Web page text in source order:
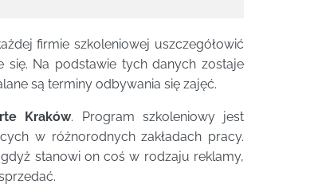
firmie szkoleniowej uszczegółowić
się. Na podstawie tych danych zostaje
są terminy odbywania się zajęć.
Kraków. Program szkoleniowy jest
w różnorodnych zakładach pracy.
stanowi on coś w rodzaju reklamy,